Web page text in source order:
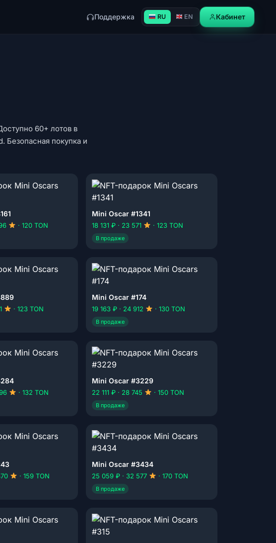
Поддержка RU EN Кабинет
60+ лотов в
Безопасная покупка и
· 120 TON
Mini Oscar #1341
18 131 ₽ · 23 571 · 123 TON
В продаже
· 123 TON
Mini Oscar #174
19 163 ₽ · 24 912 · 130 TON
В продаже
· 132 TON
Mini Oscar #3229
22 111 ₽ · 28 745 · 150 TON
В продаже
· 159 TON
Mini Oscar #3434
25 059 ₽ · 32 577 · 170 TON
В продаже